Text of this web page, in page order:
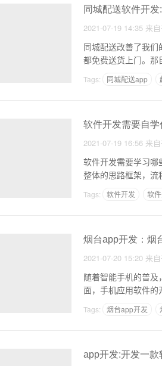
同城配送软件开
2021-07-19 14:35 来
同城配送改善了我
Tags: 同城配送app
软件开发需要自
2021-07-19 16:56 来
软件开发需要学习哪
整体的思路框架，流
Tags: 软件开发 软
烟台app开发：烟
2021-07-20 15:20 来
随着智能手机的普
Tags: 烟台app开发
app开发:开发一